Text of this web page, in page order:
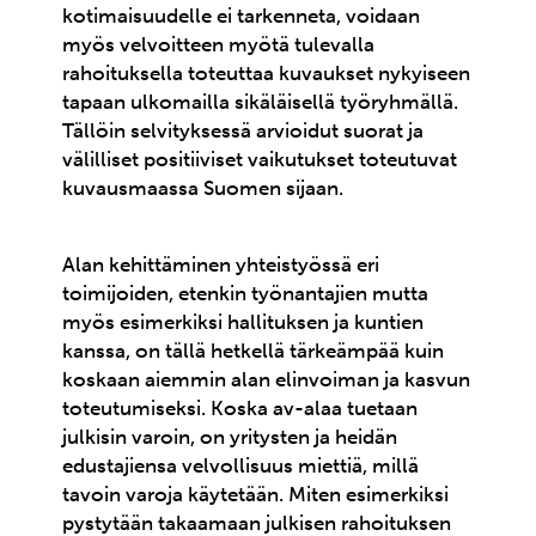
kotimaisuudelle ei tarkenneta, voidaan
myös velvoitteen myötä tulevalla
rahoituksella toteuttaa kuvaukset nykyiseen
tapaan ulkomailla sikäläisellä työryhmällä.
Tällöin selvityksessä arvioidut suorat ja
välilliset positiiviset vaikutukset toteutuvat
kuvausmaassa Suomen sijaan.
Alan kehittäminen yhteistyössä eri
toimijoiden, etenkin työnantajien mutta
myös esimerkiksi hallituksen ja kuntien
kanssa, on tällä hetkellä tärkeämpää kuin
koskaan aiemmin alan elinvoiman ja kasvun
toteutumiseksi. Koska av-alaa tuetaan
julkisin varoin, on yritysten ja heidän
edustajiensa velvollisuus miettiä, millä
tavoin varoja käytetään. Miten esimerkiksi
pystytään takaamaan julkisen rahoituksen